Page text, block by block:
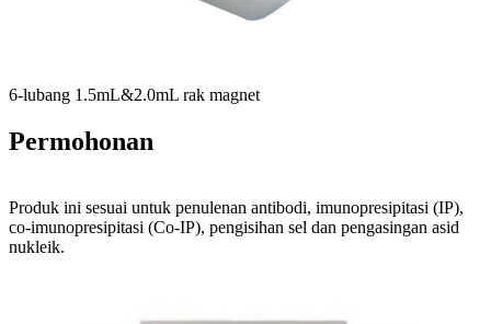
6-lubang 1.5mL&2.0mL rak magnet
Permohonan
Produk ini sesuai untuk penulenan antibodi, imunopresipitasi (IP),
co-imunopresipitasi (Co-IP), pengisihan sel dan pengasingan asid
nukleik.